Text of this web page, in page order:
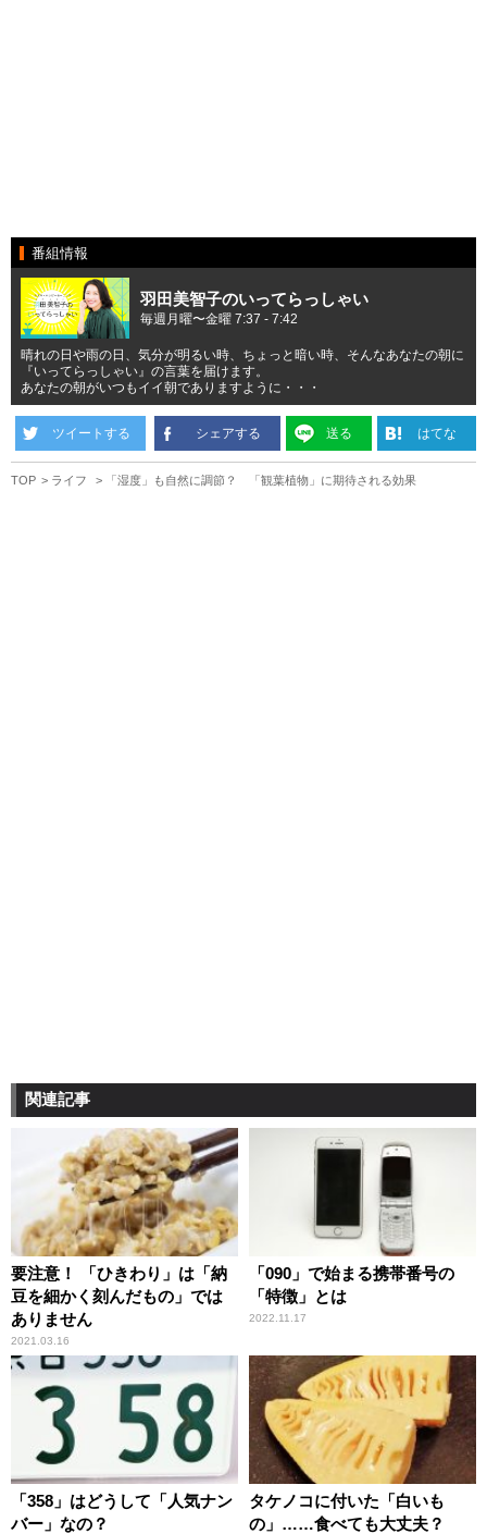
番組情報
羽田美智子のいってらっしゃい
毎週月曜〜金曜 7:37 - 7:42
晴れの日や雨の日、気分が明るい時、ちょっと暗い時、そんなあなたの朝に
『いってらっしゃい』の言葉を届けます。
あなたの朝がいつもイイ朝でありますように・・・
ツイートする シェアする 送る はてな
TOP ライフ 「湿度」も自然に調節？ 「観葉植物」に期待される効果
関連記事
要注意！ 「ひきわり」は「納
豆を細かく刻んだもの」では
ありません
2021.03.16
「090」で始まる携帯番号の
「特徴」とは
2022.11.17
「358」はどうして「人気ナン
バー」なの？
タケノコに付いた「白いも
の」……食べても大丈夫？